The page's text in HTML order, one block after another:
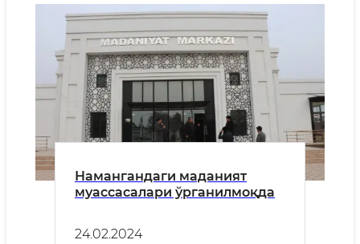
Намангандаги маданият
муассасалари ўрганилмоқда
24.02.2024